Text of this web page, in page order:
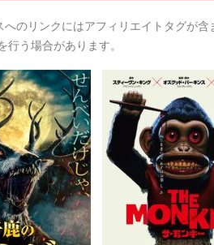
へのリンクにはアフィリエイトタグが
行う場合があります。